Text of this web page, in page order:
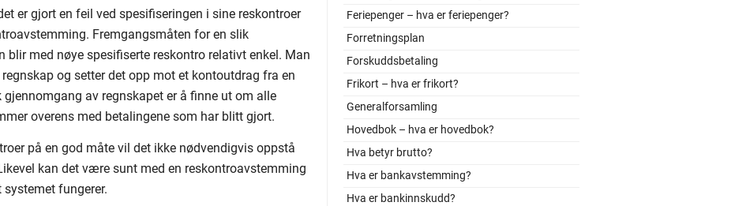
er gjort en feil ved spesifiseringen i sine reskontroer
Fremgangsmåten for en slik
med nøye spesifiserte reskontro relativt enkel. Man
og setter det opp mot et kontoutdrag fra en
gjennomgang av regnskapet er å finne ut om alle
overens med betalingene som har blitt gjort.
på en god måte vil det ikke nødvendigvis oppstå
kan det være sunt med en reskontroavstemming
fungerer.
Feriepenger – hva er feriepenger?
Forretningsplan
Forskuddsbetaling
Frikort – hva er frikort?
Generalforsamling
Hovedbok – hva er hovedbok?
Hva betyr brutto?
Hva er bankavstemming?
Hva er bankinnskudd?